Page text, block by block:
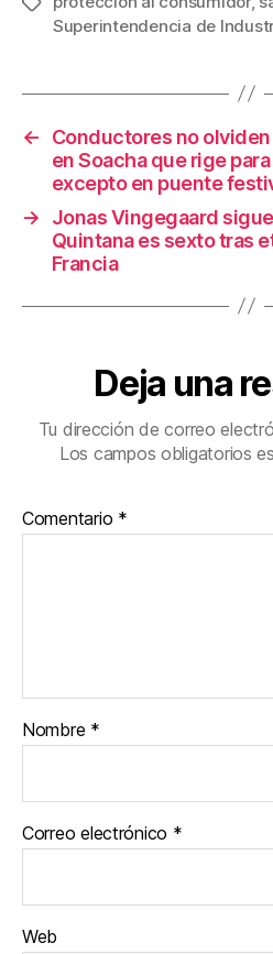
e
o
o
k
er
e
p
tir
Superintendencia de
←
Conductores no
en Soacha que rige
excepto en puente
→
Jonas Vingegaard
Quintana es sexto tras
Francia
Deja una
Tu dirección de correo
Los campos obligatorios
Comentario *
Nombre *
Correo electrónico *
Web